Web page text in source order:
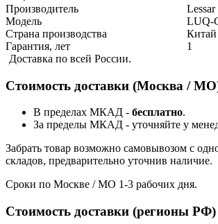
Производитель
Lessar
Модель
LUQ-
Страна производства
Китай
Гарантия, лет
1
Доставка по всей России.
Стоимость доставки (Москва /
В пределах МКАД - бесплатно.
За пределы МКАД - уточняйте у
Забрать товар возможно самовывозом с
складов, предварительно уточнив наличие.
Сроки по Москве / МО 1-3 рабочих дня.
Стоимость доставки (регионы РФ)